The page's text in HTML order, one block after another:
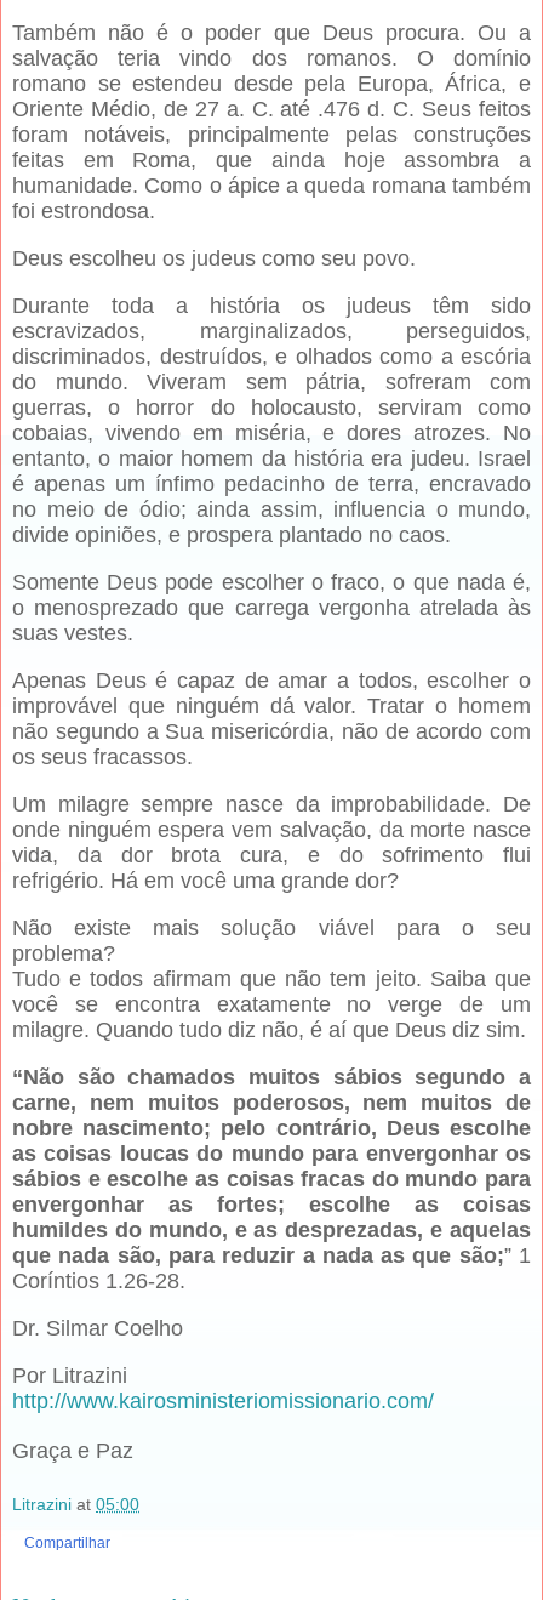
Também não é o poder que Deus procura. Ou a
salvação teria vindo dos romanos. O domínio
romano se estendeu desde pela Europa, África, e
Oriente Médio, de 27 a. C. até .476 d. C. Seus feitos
foram notáveis, principalmente pelas construções
feitas em Roma, que ainda hoje assombra a
humanidade. Como o ápice a queda romana também
foi estrondosa.
Deus escolheu os judeus como seu povo.
Durante toda a história os judeus têm sido
escravizados, marginalizados, perseguidos,
discriminados, destruídos, e olhados como a escória
do mundo. Viveram sem pátria, sofreram com
guerras, o horror do holocausto, serviram como
cobaias, vivendo em miséria, e dores atrozes. No
entanto, o maior homem da história era judeu. Israel
é apenas um ínfimo pedacinho de terra, encravado
no meio de ódio; ainda assim, influencia o mundo,
divide opiniões, e prospera plantado no caos.
Somente Deus pode escolher o fraco, o que nada é,
o menosprezado que carrega vergonha atrelada às
suas vestes.
Apenas Deus é capaz de amar a todos, escolher o
improvável que ninguém dá valor. Tratar o homem
não segundo a Sua misericórdia, não de acordo com
os seus fracassos.
Um milagre sempre nasce da improbabilidade. De
onde ninguém espera vem salvação, da morte nasce
vida, da dor brota cura, e do sofrimento flui
refrigério. Há em você uma grande dor?
Não existe mais solução viável para o seu
problema?
Tudo e todos afirmam que não tem jeito. Saiba que
você se encontra exatamente no verge de um
milagre. Quando tudo diz não, é aí que Deus diz sim.
“Não são chamados muitos sábios segundo a
carne, nem muitos poderosos, nem muitos de
nobre nascimento; pelo contrário, Deus escolhe
as coisas loucas do mundo para envergonhar os
sábios e escolhe as coisas fracas do mundo para
envergonhar as fortes; escolhe as coisas
humildes do mundo, e as desprezadas, e aquelas
que nada são, para reduzir a nada as que são;” 1
Coríntios 1.26-28.
Dr. Silmar Coelho
Por Litrazini
http://www.kairosministeriomissionario.com/
Graça e Paz
Litrazini at 05:00
Compartilhar